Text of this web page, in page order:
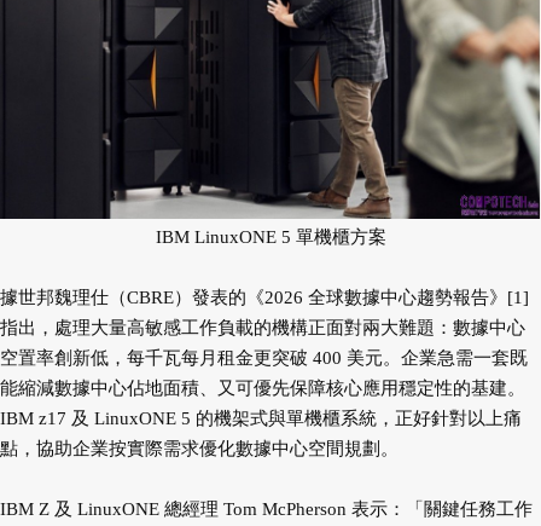
IBM LinuxONE 5 單機櫃方案
據世邦魏理仕（CBRE）發表的《2026 全球數據中心趨勢報告》[1]
指出，處理大量高敏感工作負載的機構正面對兩大難題：數據中心
空置率創新低，每千瓦每月租金更突破 400 美元。企業急需一套既
能縮減數據中心佔地面積、又可優先保障核心應用穩定性的基建。
IBM z17 及 LinuxONE 5 的機架式與單機櫃系統，正好針對以上痛
點，協助企業按實際需求優化數據中心空間規劃。
IBM Z 及 LinuxONE 總經理 Tom McPherson 表示：「關鍵任務工作